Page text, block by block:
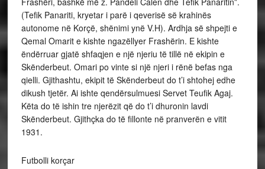
(Tefik Panariti, kryetar i parë i qeverisë së krahinës
autonome në Korçë, shënimi ynë V.H). Ardhja së shpejti e
Qemal Omarit e kishte ngazëllyer Frashërin. E kishte
ëndërruar gjatë shfaqjen e një njeriu të tillë në ekipin e
Skënderbeut. Omari po vinte si një njeri i rënë befas nga
qielli. Gjithashtu, ekipit të Skënderbeut do t’i shtohej edhe
dikush tjetër. Ai ishte qendërsulmuesi Servet Teufik Agaj.
Këta do të ishin tre njerëzit që do t’i dhuronin lavdi
Skënderbeut. Gjithçka do të fillonte në pranverën e vitit
1931.
Futbolli korçar